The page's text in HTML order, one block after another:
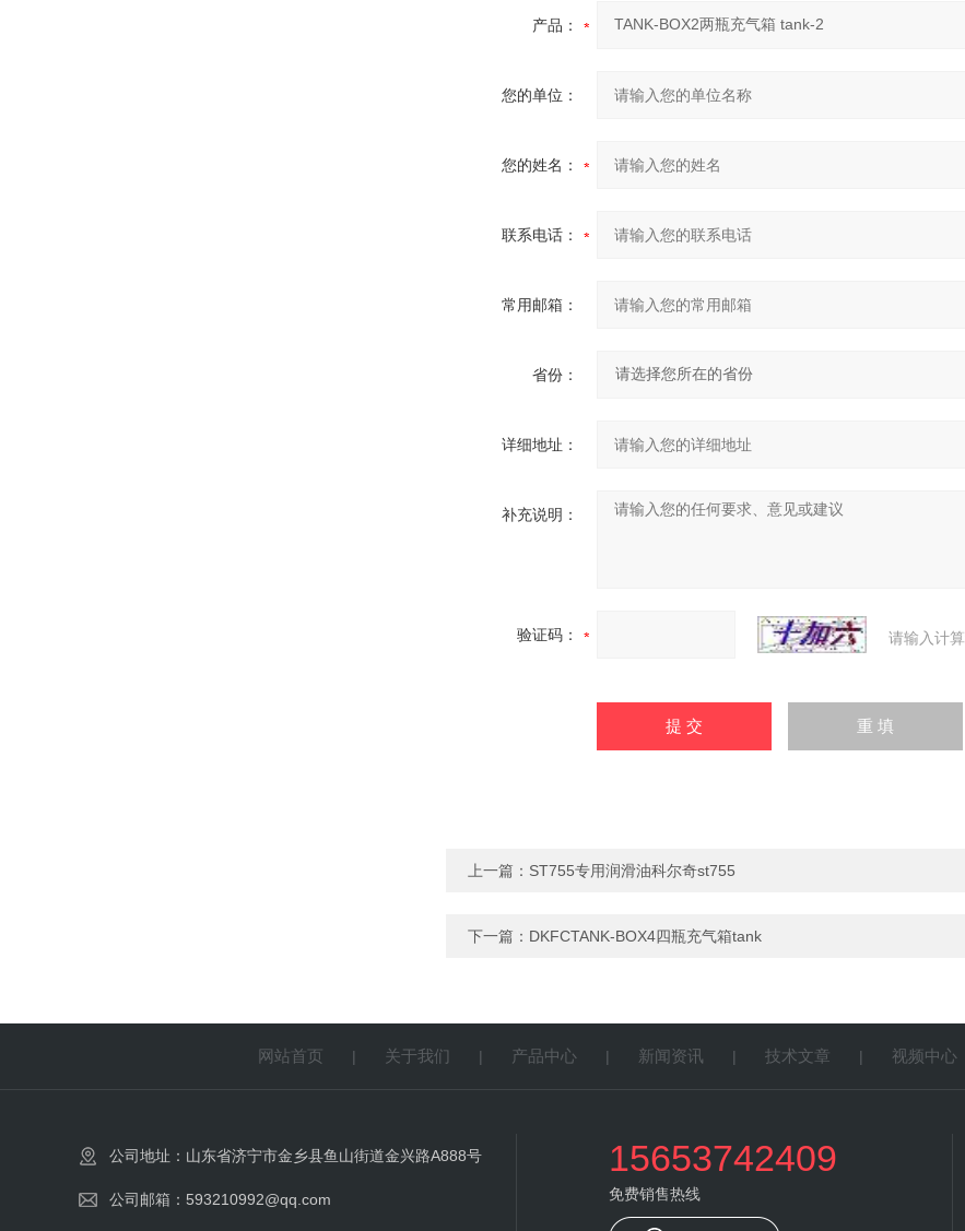
产品：
您的单位：
您的姓名：
联系电话：
常用邮箱：
省份：
详细地址：
补充说明：
验证码： 请输入计
上一篇： ST755专用润滑油科尔奇st755
下一篇： DKFCTANK-BOX4四瓶充气箱tank
网站首页 | 关于我们 | 产品中心 | 新闻资讯 | 技术文章 | 视频中心
公司地址：山东省济宁市金乡县鱼山街道金兴路A888号
公司邮箱：593210992@qq.com
15653742409
免费销售热线